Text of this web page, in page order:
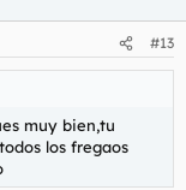
#13
muy bien,tu
los fregaos